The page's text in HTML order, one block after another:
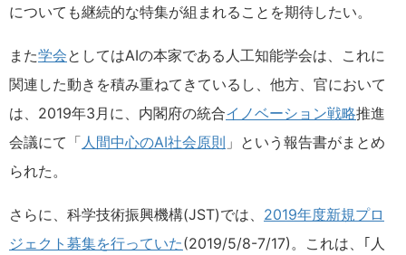
についても継続的な特集が組まれることを期待したい。
また学会としてはAIの本家である人工知能学会は、これに
関連した動きを積み重ねてきているし、他方、官において
は、2019年3月に、内閣府の統合イノベーション戦略推進
会議にて「人間中心のAI社会原則 」という報告書がまとめ
られた。
さらに、科学技術振興機構(JST)では、 2019年度新規プロ
ジェクト募集を行っていた(2019/5/8-7/17)。これは、｢人